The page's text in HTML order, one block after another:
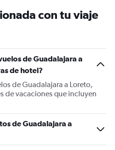
con tu viaje
de Guadalajara a
de hotel?
de Guadalajara a Loreto,
de vacaciones que incluyen
de Guadalajara a